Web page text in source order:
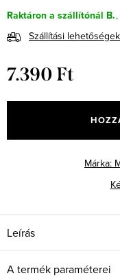
Raktáron a szállítónál B.
Szállítási lehetőségek
7.390 Ft
Márka:
Leírás
A termék paraméterei